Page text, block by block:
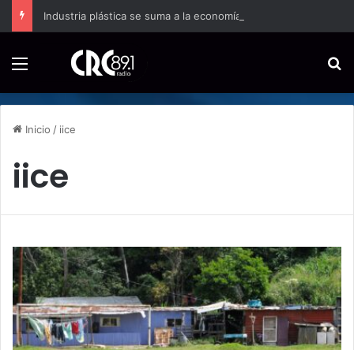
Industria plástica se suma a la economía circular
Inicio / iice
iice